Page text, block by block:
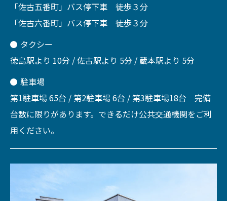
「佐古五番町」バス停下車 徒歩３分
「佐古六番町」バス停下車 徒歩３分
タクシー
徳島駅より 10分 / 佐古駅より 5分 / 蔵本駅より 5分
駐車場
第1駐車場 65台 / 第2駐車場 6台 / 第3駐車場18台 完備
台数に限りがあります。できるだけ公共交通機関をご利
用ください。